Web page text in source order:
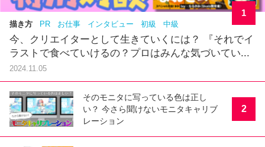
描き方 PR お仕事 インタビュー 初級 中級
今、クリエイターとして生きていくには？ 『それでイ
ラストで食べていけるの？プロはみんな気づいてい...
2024.11.05
1
そのモニタに写っている色は正し
い？ 今さら聞けないモニタキャリブ
レーション
2